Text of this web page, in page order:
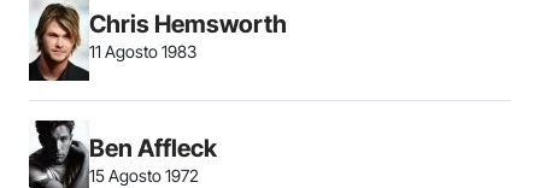
Chris Hemsworth
11 Agosto 1983
Ben Affleck
15 Agosto 1972